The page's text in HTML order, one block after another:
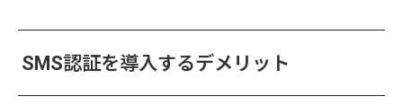
SMS認証を導入するデメリット